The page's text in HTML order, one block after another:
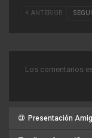
ANTERIOR
Los comentarios
Presentación